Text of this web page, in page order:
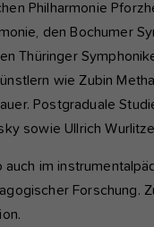
Philharmonie
den Bochumer
Thüringer
wie Zubin
Postgraduale
sowie Ullrich
im
Forschung.